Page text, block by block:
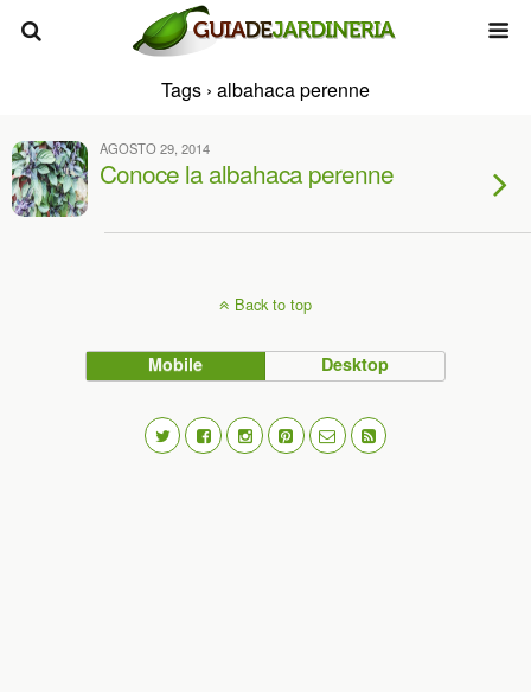
Tags › albahaca perenne
AGOSTO 29, 2014
Conoce la albahaca perenne
Back to top
Mobile Desktop